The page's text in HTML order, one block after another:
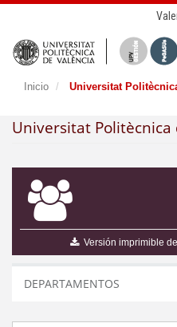
Inicio Universitat
Universitat Politècnica
Versión imprimible
DEPARTAMENTOS